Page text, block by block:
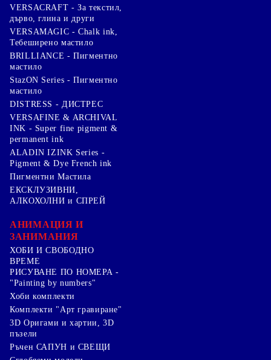
VERSACRAFT - За текстил,
дърво, глина и други
VERSAMAGIC - Chalk ink,
Тебеширено мастило
BRILLIANCE - Пигментно
мастило
StazON Series - Пигментно
мастило
DISTRESS - ДИСТРЕС
VERSAFINE & ARCHIVAL
INK - Super fine pigment &
permanent ink
ALADIN IZINK Series -
Pigment & Dye French ink
Пигментни Мастила
ЕКСКЛУЗИВНИ,
АЛКОХОЛНИ и СПРЕЙ
АНИМАЦИЯ И
ЗАНИМАНИЯ
ХОБИ И СВОБОДНО
ВРЕМЕ
РИСУВАНЕ ПО НОМЕРА -
"Painting by numbers"
Хоби комплекти
Комплекти "Арт гравиране"
3D Оригами и хартии, 3D
пъзели
Ръчен САПУН и СВЕЩИ